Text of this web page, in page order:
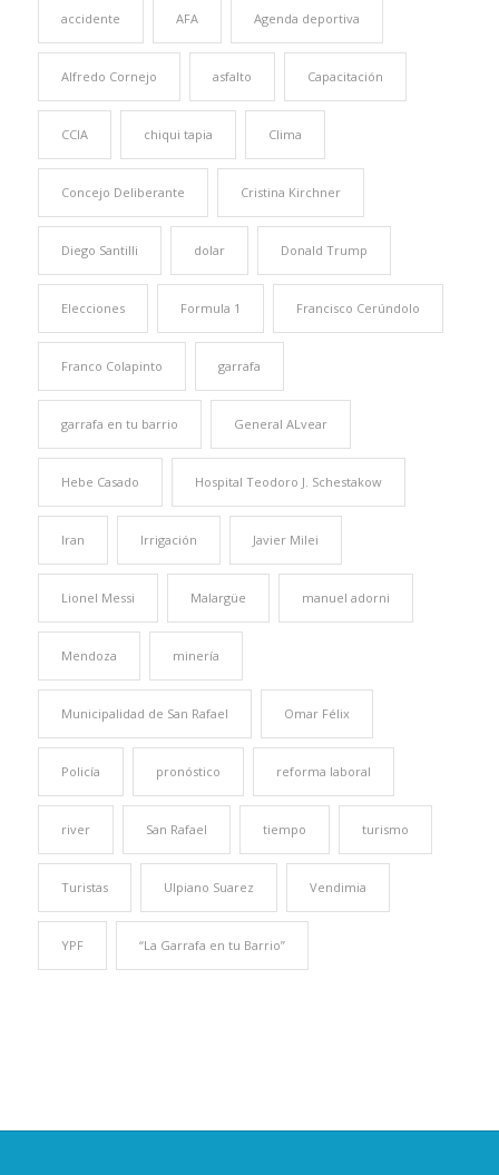
accidente AFA Agenda deportiva
Alfredo Cornejo asfalto Capacitación
CCIA chiqui tapia Clima
Concejo Deliberante Cristina Kirchner
Diego Santilli dolar Donald Trump
Elecciones Formula 1 Francisco Cerúndolo
Franco Colapinto garrafa
garrafa en tu barrio General ALvear
Hebe Casado Hospital Teodoro J. Schestakow
Iran Irrigación Javier Milei
Lionel Messi Malargüe manuel adorni
Mendoza minería
Municipalidad de San Rafael Omar Félix
Policía pronóstico reforma laboral
river San Rafael tiempo turismo
Turistas Ulpiano Suarez Vendimia
YPF “La Garrafa en tu Barrio”